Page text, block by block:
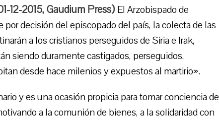
12-2015, Gaudium Press) El Arzobispado de
decisión del episcopado del país, la colecta de las
a los cristianos perseguidos de Siria e Irak,
siendo duramente castigados, perseguidos,
desde hace milenios y expuestos al martirio».
y es una ocasión propicia para tomar conciencia de
a la comunión de bienes, a la solidaridad con